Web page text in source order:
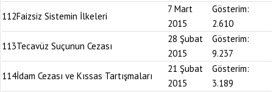
112Faizsiz Sistemin İlkeleri
7 Mart
2015
Gösterim:
2.610
113Tecavüz Suçunun Cezası
28 Şubat
2015
Gösterim:
9.237
114İdam Cezası ve Kıssas Tartışmaları
21 Şubat
2015
Gösterim:
3.189